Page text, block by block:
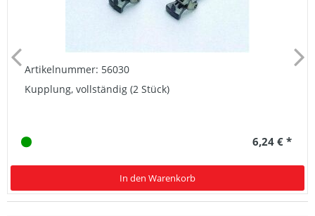
Artikelnummer: 56030
Kupplung, vollständig (2 Stück)
6,24 € *
In den Warenkorb